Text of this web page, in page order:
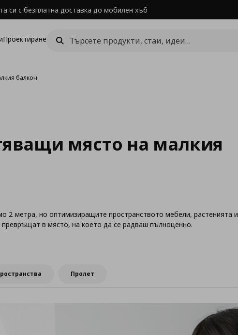
си с безплатна доставка до мобилен хъб
Проектиране
балкон
място на малкия
2 метра, но оптимизиращите пространството мебели, растенията и
превръщат в място, на което да се радваш пълноценно.
Пролет